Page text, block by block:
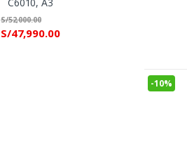
-10%
S/47,990.00
S/52,000.00